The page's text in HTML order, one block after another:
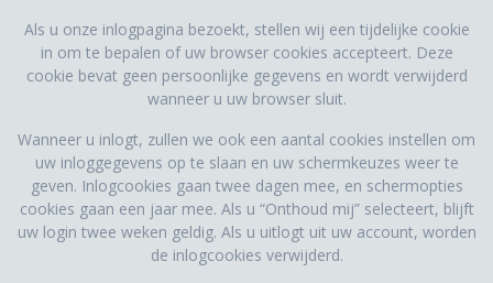
Als u onze inlogpagina bezoekt, stellen wij een tijdelijke cookie
in om te bepalen of uw browser cookies accepteert. Deze
cookie bevat geen persoonlijke gegevens en wordt verwijderd
wanneer u uw browser sluit.
Wanneer u inlogt, zullen we ook een aantal cookies instellen om
uw inloggegevens op te slaan en uw schermkeuzes weer te
geven. Inlogcookies gaan twee dagen mee, en schermopties
cookies gaan een jaar mee. Als u “Onthoud mij” selecteert, blijft
uw login twee weken geldig. Als u uitlogt uit uw account, worden
de inlogcookies verwijderd.